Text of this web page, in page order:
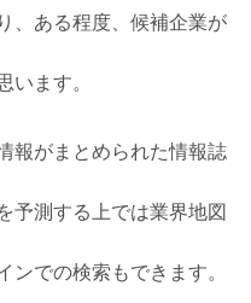
、ある程度、候補企業が
います。
報がまとめられた情報誌
予測する上では業界地図
ンでの検索もできます。